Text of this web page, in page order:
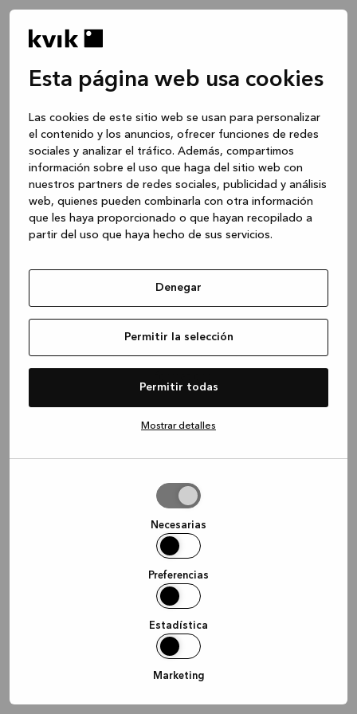
Esta página web usa cookies
Las cookies de este sitio web se usan para personalizar
el contenido y los anuncios, ofrecer funciones de redes
sociales y analizar el tráfico. Además, compartimos
información sobre el uso que haga del sitio web con
nuestros partners de redes sociales, publicidad y análisis
web, quienes pueden combinarla con otra información
que les haya proporcionado o que hayan recopilado a
partir del uso que haya hecho de sus servicios.
Denegar
Permitir la selección
Permitir todas
Mostrar detalles
Necesarias
Preferencias
Estadística
Marketing
Application error: a client-side exception has occurred
loadingwww.kvik.es (see the browser console for more